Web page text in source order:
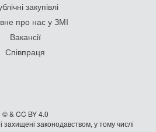
закупівлі
про нас у ЗМІ
Вакансії
Співпраця
© & CC BY 4.0
законодавством, у тому числі